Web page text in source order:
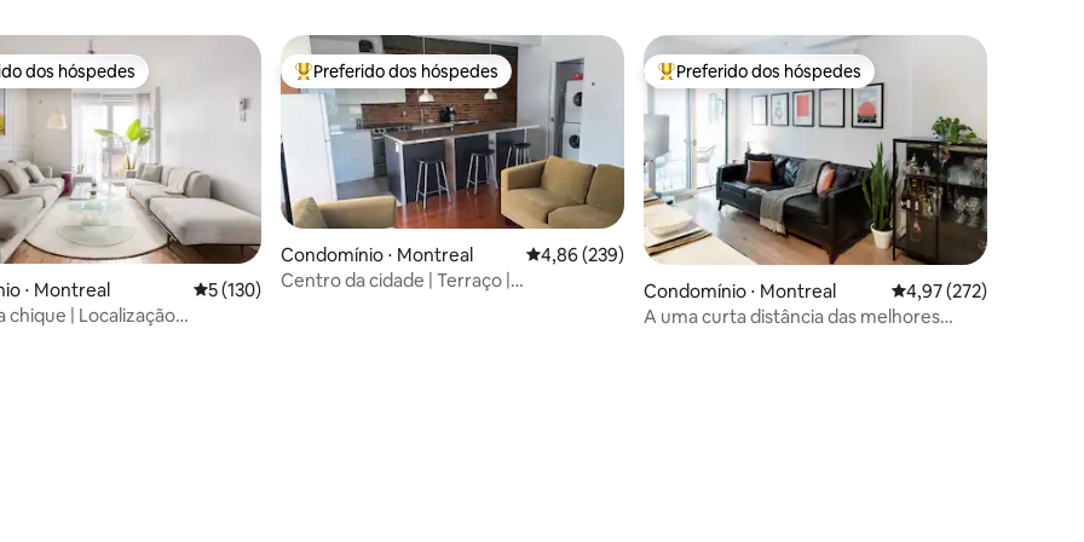
de 5, 101 avaliações
preferidos dos hóspedes
dos hóspedes
⋅ Montreal 5 de uma avaliação média de 5, 130 avaliações
5 (130)
chique | Localização
Entre os melhores preferidos dos hóspedes
Preferido dos hóspedes
Condomínio ⋅ Montreal 4,86 de uma avaliação média de 5, 239 avaliações
4,86 (239)
Centro da cidade | Terraço |
Entre os melhores preferidos dos hóspedes
Preferido dos hóspedes
Condomínio ⋅ Montreal 4,97 de uma avaliação
4,97 (272)
A uma curta distância das melhores